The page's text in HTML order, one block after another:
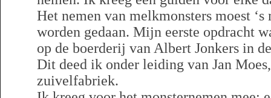
Het nemen van melkmonsters moest ‘s
worden gedaan. Mijn eerste opdracht
op de boerderij van Albert Jonkers in
Dit deed ik onder leiding van Jan
zuivelfabriek.